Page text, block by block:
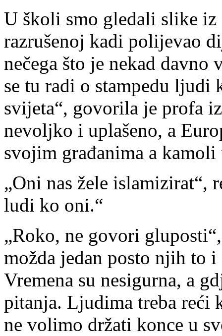
U školi smo gledali slike
razrušenoj kadi polijevao
nečega što je nekad
se tu radi o stampedu
svijeta“, govorila je profa
nevoljko i uplašeno, a
svojim građanima a kamoli
„Oni nas žele islamizirat“,
ludi ko oni.“
„Roko, ne govori
možda jedan posto njih to
Vremena su nesigurna, a
pitanja. Ljudima treba reći
ne volimo držati konce u